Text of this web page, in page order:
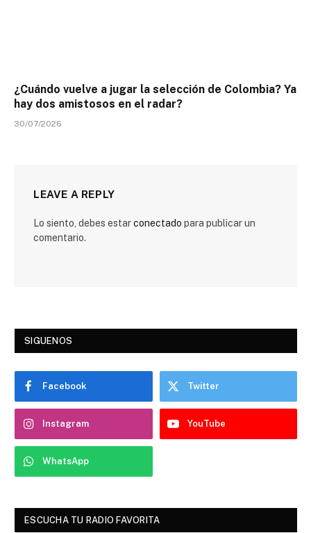
¿Cuándo vuelve a jugar la selección de Colombia? Ya
hay dos amistosos en el radar?
30/07/2026
LEAVE A REPLY
Lo siento, debes estarconectado para publicar un
comentario.
SIGUENOS
Facebook Twitter
Instagram YouTube
WhatsApp
ESCUCHA TU RADIO FAVORITA